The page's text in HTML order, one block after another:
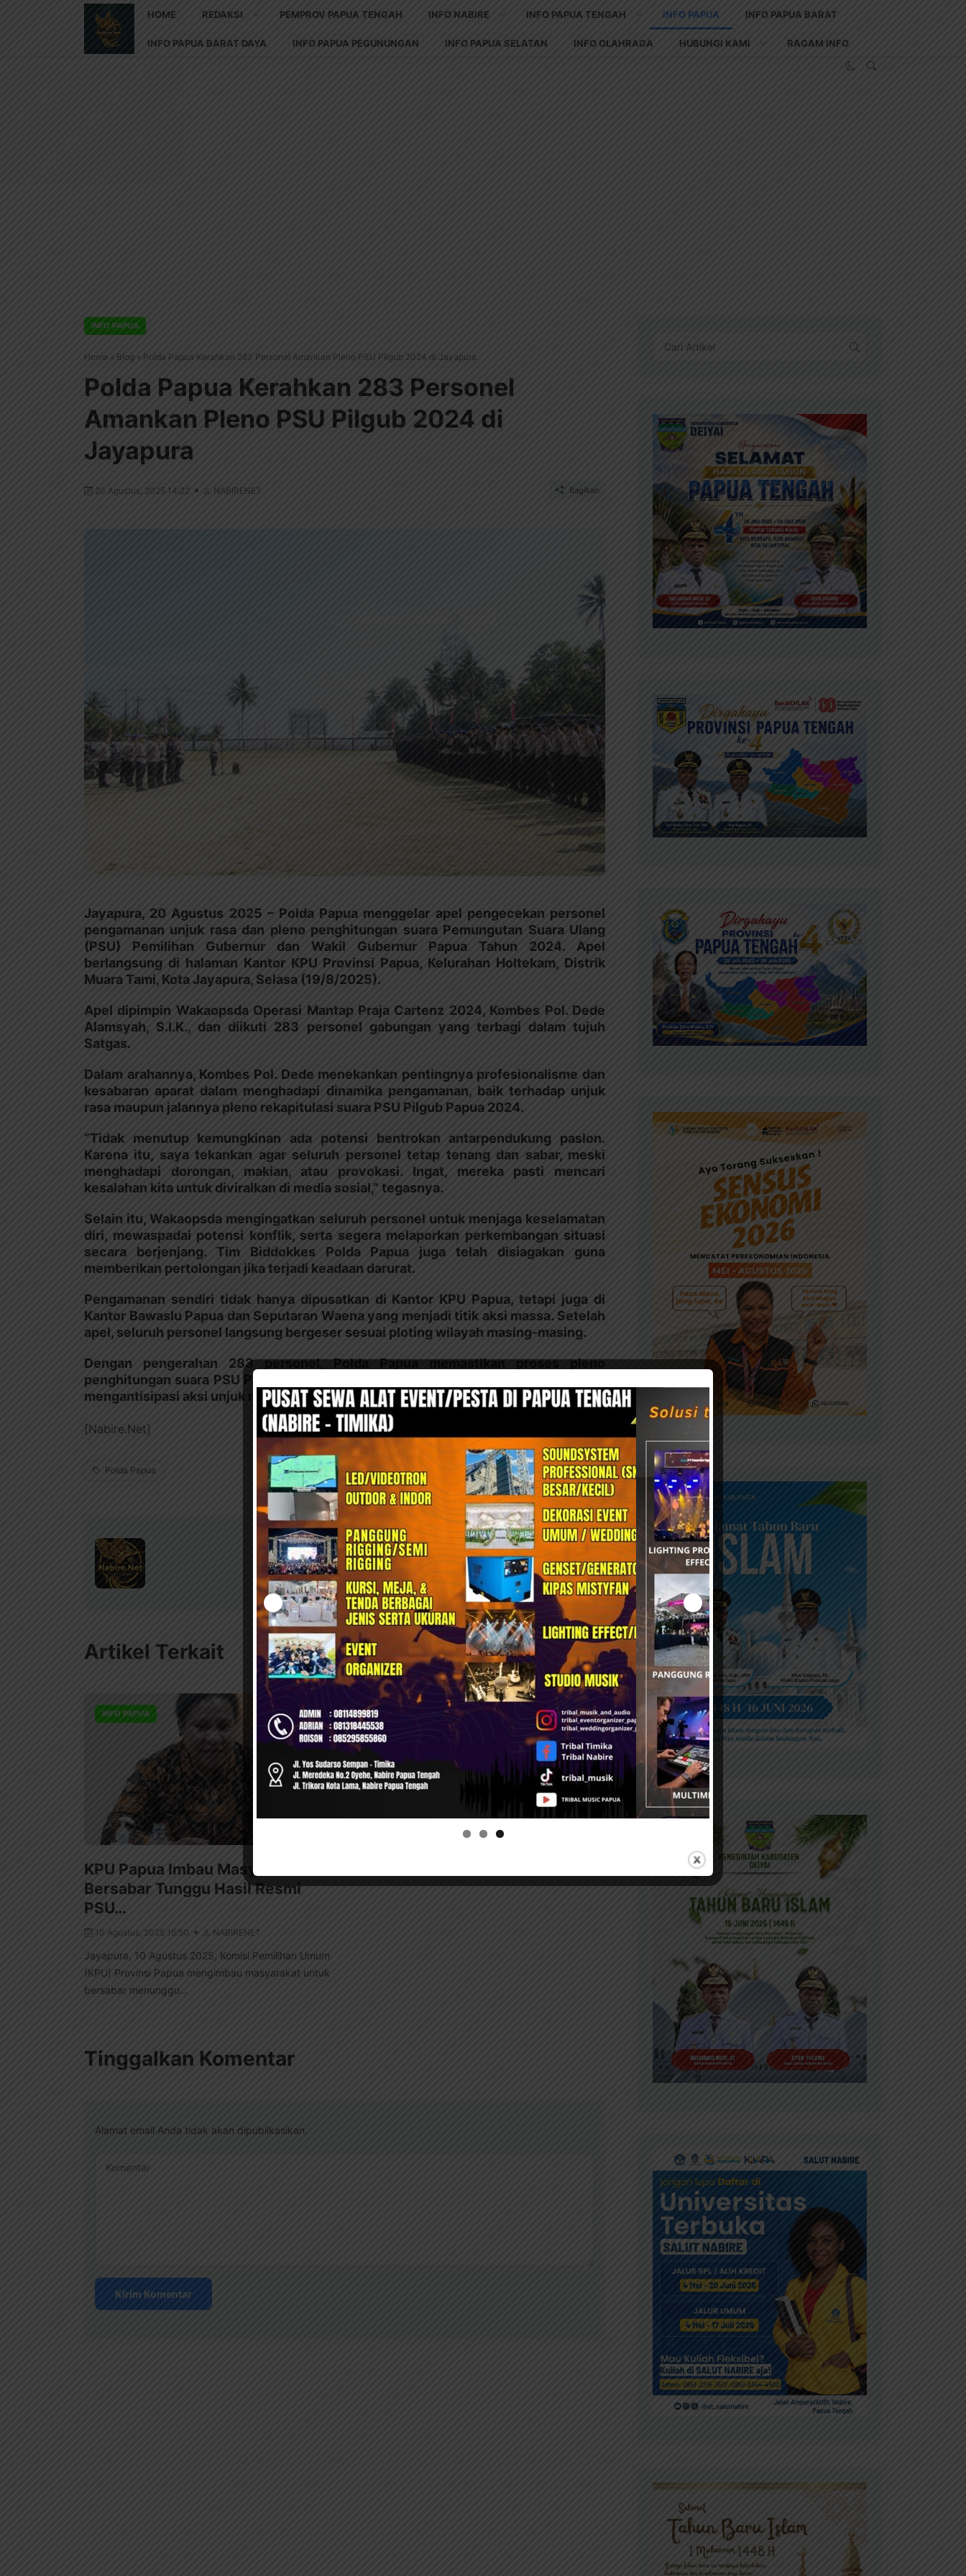
HOME REDAKSI PEMPROV PAPUA TENGAH INFO NABIRE INFO PAPUA TENGAH INFO PAPUA INFO PAPUA BARAT
INFO PAPUA BARAT DAYA INFO PAPUA PEGUNUNGAN INFO PAPUA SELATAN INFO OLAHRAGA HUBUNGI KAMI RAGAM INFO
INFO PAPUA
Home » Blog » Polda Papua Kerahkan 283 Personel Amankan Pleno PSU Pilgub 2024 di Jayapura
Polda Papua Kerahkan 283 Personel
Amankan Pleno PSU Pilgub 2024 di
Jayapura
20 Agustus, 2025 14:22 NABIRENET Bagikan
Jayapura, 20 Agustus 2025 – Polda Papua menggelar apel pengecekan personel
pengamanan unjuk rasa dan pleno penghitungan suara Pemungutan Suara Ulang
(PSU) Pemilihan Gubernur dan Wakil Gubernur Papua Tahun 2024. Apel
berlangsung di halaman Kantor KPU Provinsi Papua, Kelurahan Holtekam, Distrik
Muara Tami, Kota Jayapura, Selasa (19/8/2025).
Apel dipimpin Wakaopsda Operasi Mantap Praja Cartenz 2024, Kombes Pol. Dede
Alamsyah, S.I.K., dan diikuti 283 personel gabungan yang terbagi dalam tujuh
Satgas.
Dalam arahannya, Kombes Pol. Dede menekankan pentingnya profesionalisme dan
kesabaran aparat dalam menghadapi dinamika pengamanan, baik terhadap unjuk
rasa maupun jalannya pleno rekapitulasi suara PSU Pilgub Papua 2024.
“Tidak menutup kemungkinan ada potensi bentrokan antarpendukung paslon.
Karena itu, saya tekankan agar seluruh personel tetap tenang dan sabar, meski
menghadapi dorongan, makian, atau provokasi. Ingat, mereka pasti mencari
kesalahan kita untuk diviralkan di media sosial,” tegasnya.
Selain itu, Wakaopsda mengingatkan seluruh personel untuk menjaga keselamatan
diri, mewaspadai potensi konflik, serta segera melaporkan perkembangan situasi
secara berjenjang. Tim Biddokkes Polda Papua juga telah disiagakan guna
memberikan pertolongan jika terjadi keadaan darurat.
Pengamanan sendiri tidak hanya dipusatkan di Kantor KPU Papua, tetapi juga di
Kantor Bawaslu Papua dan Seputaran Waena yang menjadi titik aksi massa. Setelah
apel, seluruh personel langsung bergeser sesuai ploting wilayah masing-masing.
Dengan pengerahan 283 personel, Polda Papua memastikan proses pleno
penghitungan suara PSU Pilgub Papua 2024 berjalan aman dan kondusif, termasuk
mengantisipasi aksi unjuk rasa dari berbagai kelompok massa.
[Nabire.Net]
Polda Papua Bagikan
Artikel Terkait
INFO PAPUA
KPU Papua Imbau Masyarakat
Bersabar Tunggu Hasil Resmi
PSU…
10 Agustus, 2025 16:50 NABIRENET
Jayapura, 10 Agustus 2025, Komisi Pemilihan Umum
(KPU) Provinsi Papua mengimbau masyarakat untuk
bersabar menunggu...
Tinggalkan Komentar
Alamat email Anda tidak akan dipublikasikan.
Komentar